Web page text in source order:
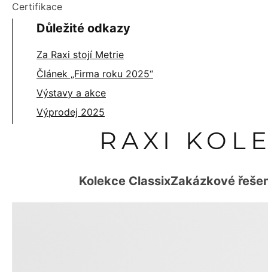
Certifikace
Důležité odkazy
Za Raxi stojí Metrie
Článek „Firma roku 2025“
Výstavy a akce
Výprodej 2025
RAXI
Kolekce ClassixZakázkové